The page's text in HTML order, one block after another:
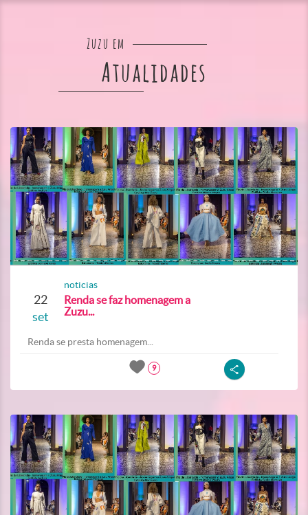
Zuzu em
Atualidades
22
set
noticias
Renda se faz homenagem a
Zuzu...
Renda se presta homenagem...
9